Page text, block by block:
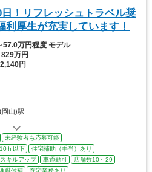
日！リフレッシュトラベル奨
厚生が充実しています！
57.0万円程度 モデル
829万円
円
岡山)駅
未経験者も応募可能
ｈ以下
住宅補助（手当）あり
スキルアップ 車通勤可
店舗数10～29
職候補 在宅業務あり